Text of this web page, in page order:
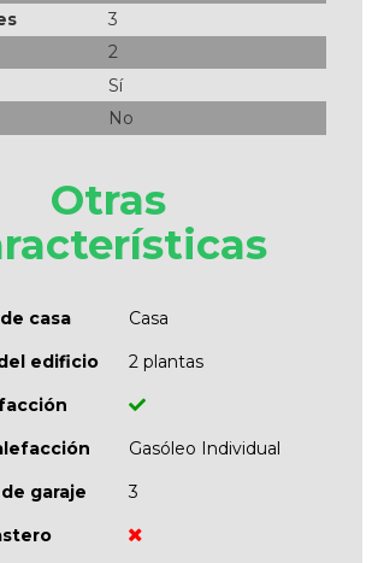
3
2
Sí
No
Otras
casa
Casa
edificio
2 plantas
Gasóleo Individual
garaje
3